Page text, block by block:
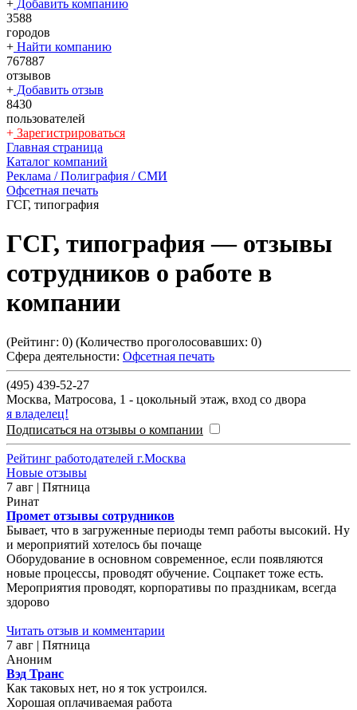
+ Добавить компанию
3588
городов
+ Найти компанию
767887
отзывов
+ Добавить отзыв
8430
пользователей
+ Зарегистрироваться
Главная страница
Каталог компаний
Реклама / Полиграфия / СМИ
Офсетная печать
ГСГ, типография
ГСГ, типография— отзывы
сотрудников о работе в
компании
(Рейтинг: 0) (Количество проголосовавших: 0)
Сфера деятельности: Офсетная печать
(495) 439-52-27
Москва, Матросова, 1 - цокольный этаж, вход со двора
я владелец!
Подписаться на отзывы о компании
Рейтинг работодателей г.Москва
Новые отзывы
7 авг | Пятница
Ринат
Промет отзывы сотрудников
Бывает, что в загруженные периоды темп работы высокий. Ну
и мероприятий хотелось бы почаще
Оборудование в основном современное, если появляются
новые процессы, проводят обучение. Соцпакет тоже есть.
Мероприятия проводят, корпоративы по праздникам, всегда
здорово
Читать отзыв и комментарии
7 авг | Пятница
Аноним
Вэд Транс
Как таковых нет, но я ток устроился.
Хорошая оплачиваемая работа